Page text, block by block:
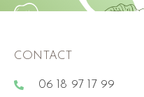
CONTACT
06 18 97 17 99